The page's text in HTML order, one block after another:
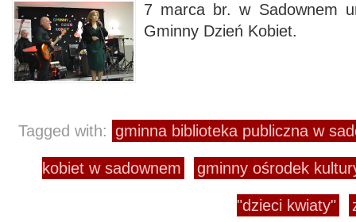
7 marca br. w Sadownem
Gminny Dzień Kobiet.
Tagged with: gminna biblioteka publiczna w
kobiet w sadownem gminny ośrodek
"dzieci kwiaty"